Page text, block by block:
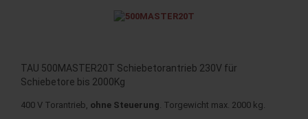
TAU 500MASTER20T Schiebetorantrieb 230V für
Schiebetore bis 2000Kg
400 V Torantrieb, ohne Steuerung . Torgewicht max. 2000 kg.